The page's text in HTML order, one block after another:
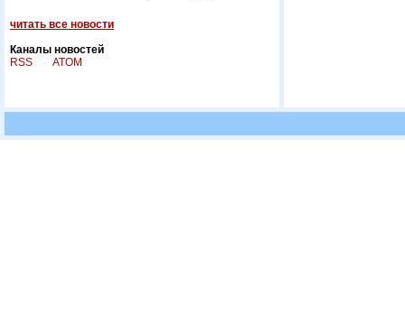
читать все новости
Каналы новостей
RSS
ATOM